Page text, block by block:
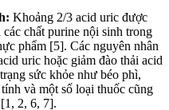
Khoảng 2/3 acid uric được
chất purine nội sinh trong
phẩm [5]. Các nguyên nhân
uric hoặc giảm đào thải acid
sức khỏe như béo phì,
và một số loại thuốc cũng
2, 6, 7].